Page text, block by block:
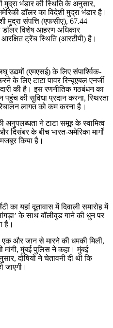
भंडार की स्थिति के अनुसार,
डॉलर का विदेशी मुद्रा भंडार है।
मुद्रा संपत्ति (एफसीए), 67.44
डॉलर विशेष आहरण अधिकार
ट्रेंच स्थिति (आरटीपी) है।
(एमएसई) के लिए संपार्श्विक-
के लिए टाटा पावर रिन्यूएबल एनर्जी
की है। इस रणनीतिक गठबंधन का
पहुंच की सुविधा प्रदान करना, स्थिरता
लागत को कम करना है।
अनुपलब्धता ने टाटा समूह के स्वामित्व
दिसंबर के बीच भारत-अमेरिका मार्गों
किया है।
का यहां दूतावास में दिवाली समारोह में
के साथ बॉलीवुड गाने की धुन पर
है।
और जान से मारने की धमकी मिली,
मांगी, मुंबई पुलिस ने कहा। मुंबई
दोषियों ने चेतावनी दी थी कि
जाएगी।